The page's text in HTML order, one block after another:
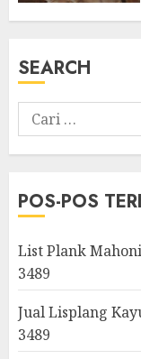
SEARCH
POS-POS
List Plank
3489
Jual Lisplang
3489